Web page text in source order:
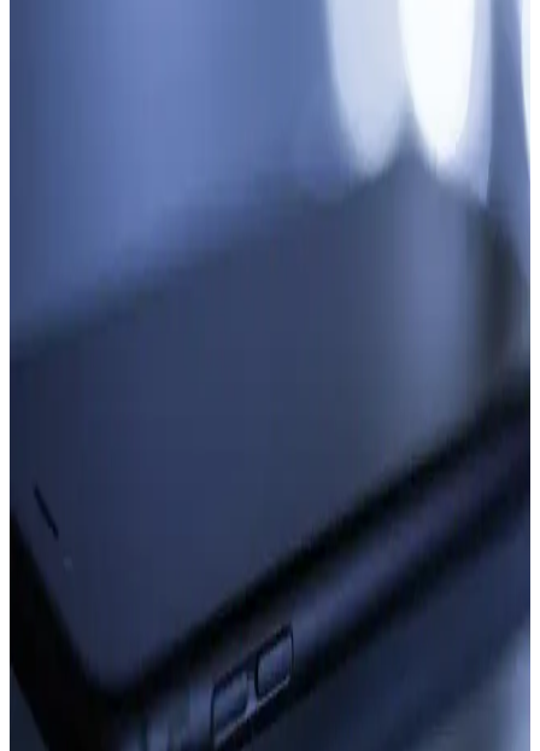
Gümbüş Erkek Kolye ve Unisex Çelik Bileklik
Karşılaştırması: Malzeme, Tasarım ve Kullanıcı
İki popüler aksesuarın malzeme, tasarım ve dayanıklılık özelliklerini
ve kullanıcı deneyimleri incelenir; kullanım türleri, ıslak/kuru
kullanım, konfor ve bakım kriterleriyle değerlendirme sunulur.
Merano Design 4mm Döküm Su Yolu Kolye
Kadınlar İçin Modern ve Zarif Aksesuar
Merano Design tarafından tasarlanan 4mm döküm su yolu kolye,
şıklığı ve dayanıklılığıyla öne çıkar. Gümüş kaplama ve kristal
detaylar, zarif ve çok yönlü kullanım sağlar.
MUJGAN ve Nascita Makyaj Süngeri
Karşılaştırması Yumuşaklık ve Uygulama
Avantajları